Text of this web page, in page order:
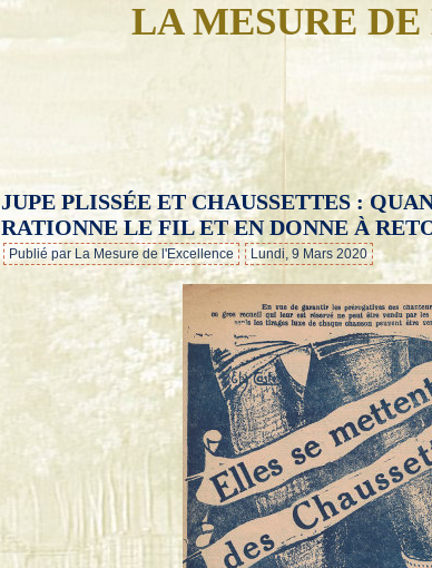
LA MESURE
JUPE PLISSÉE ET CHAUSSETTES :
RATIONNE LE FIL ET EN DONNE À
Publié par La Mesure de l'Excellence Lundi, 9 Mars 2020